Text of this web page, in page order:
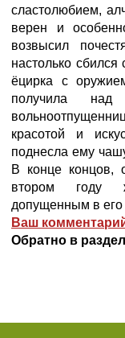
сластолюбием,
верен и
возвысил
настолько
ёцирка с
получила
красотой и
поднесла ему
В конце концов,
втором году
допущенным в его
Ваш
Обратно в раздел